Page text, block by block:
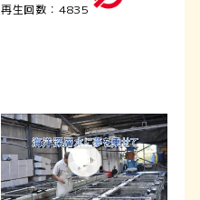
再生回数：4835